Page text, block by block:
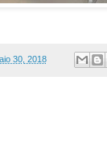
30, 2018